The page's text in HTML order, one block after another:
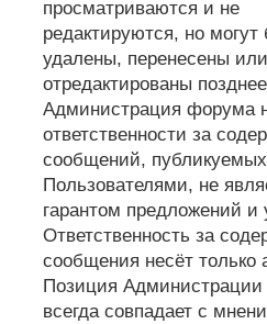
просматриваются и не
редактируются, но могут
удалены, перенесены или
отредактированы
Администрация форума
ответственности за
сообщений, публикуемых
Пользователями, не
гарантом предложений и
Ответственность за
сообщения несёт только
Позиция
всегда совпадает с